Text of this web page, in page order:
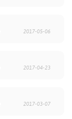
2017-05-06
2017-04-23
2017-03-07